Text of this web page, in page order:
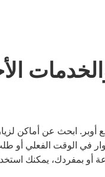
أوبر. ابحث عن أماكن
في الوقت الفعلي أو
بمفردك، يمكنك